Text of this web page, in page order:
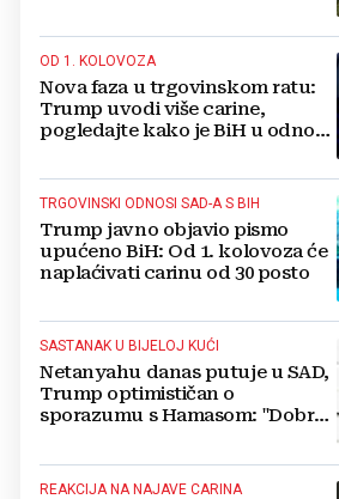
OD 1. KOLOVOZA
Nova faza u trgovinskom ratu:
Trump uvodi više carine,
pogledajte kako je BiH u odnosu
TRGOVINSKI ODNOSI SAD-A S BIH
Trump javno objavio pismo
upućeno BiH: Od 1. kolovoza će
naplaćivati carinu od 30 posto
SASTANAK U BIJELOJ KUĆI
Netanyahu danas putuje u SAD,
Trump optimističan o
sporazumu s Hamasom: "Dobra
REAKCIJA NA NAJAVE CARINA